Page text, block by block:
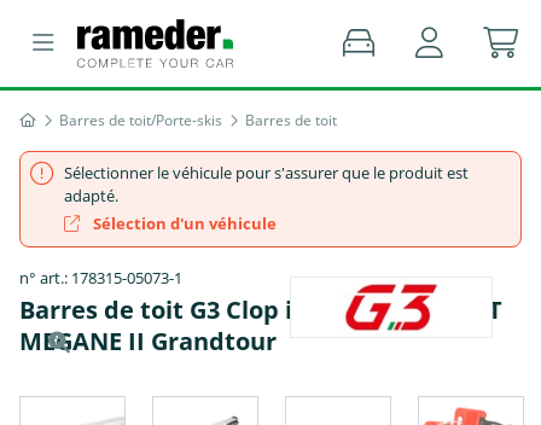
Barres de toit/Porte-skis Barres de toit
Sélectionner le véhicule pour s'assurer que le produit est
adapté.
Sélection d'un véhicule
n° art.: 178315-05073-1
Barres de toit G3 Clop infinity - RENAULT
MEGANE II Grandtour